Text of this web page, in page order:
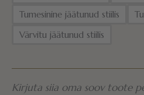
Tumesinine jäätunud stiilis
Värvitu jäätunud stiilis
Kirjuta siia oma soov toote